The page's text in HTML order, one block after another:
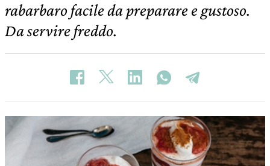
rabarbaro facile da preparare e gustoso.
Da servire freddo.